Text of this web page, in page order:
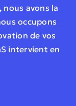
nous avons la
occupons
de vos
intervient en